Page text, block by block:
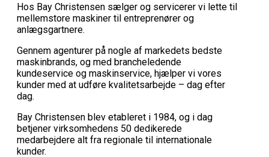
Hos Bay Christensen sælger og servicerer vi lette til
mellemstore maskiner til entreprenører og
anlægsgartnere.
Gennem agenturer på nogle af markedets bedste
maskinbrands, og med brancheledende
kundeservice og maskinservice, hjælper vi vores
kunder med at udføre kvalitetsarbejde – dag efter
dag.
Bay Christensen blev etableret i 1984, og i dag
betjener virksomhedens 50 dedikerede
medarbejdere alt fra regionale til internationale
kunder.